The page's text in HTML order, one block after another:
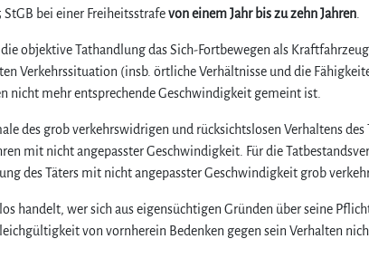
StGB bei einer Freiheitsstrafevon einem Jahr bis zu zehn Jahren
objektive Tathandlung das Sich-Fortbewegen als
Verkehrssituation (insb. örtliche Verhältnisse und die
nicht mehr entsprechende Geschwindigkeit gemeint ist.
des grob verkehrswidrigen und rücksichtslosen Verhaltens
mit nicht angepasster Geschwindigkeit. Für die
des Täters mit nicht angepasster Geschwindigkeit grob
handelt, wer sich aus eigensüchtigen Gründen über seine
von vornherein Bedenken gegen sein Verhalten